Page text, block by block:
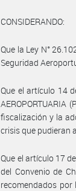
CONSIDERANDO:
Que la Ley N°
Seguridad
Que el artículo 14
fiscalización y la
crisis que pudieran
Que el artículo 17
del Convenio de
recomendados por